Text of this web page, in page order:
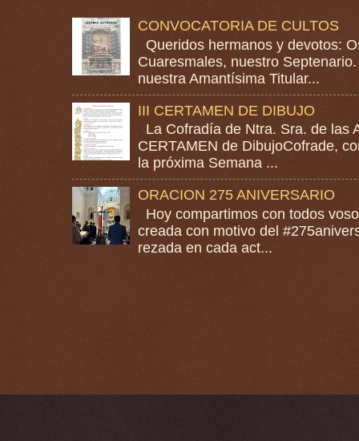
CONVOCATORIA DE CULTOS
Queridos hermanos y devotos:
Cuaresmales, nuestro
nuestra Amantísima Titular...
III CERTAMEN DE DIBUJO
La Cofradía de Ntra. Sra. de las
CERTAMEN de DibujoCofrade,
la próxima Semana ...
ORACION 275 ANIVERSARIO
Hoy compartimos con todos
creada con motivo del
rezada en cada act...